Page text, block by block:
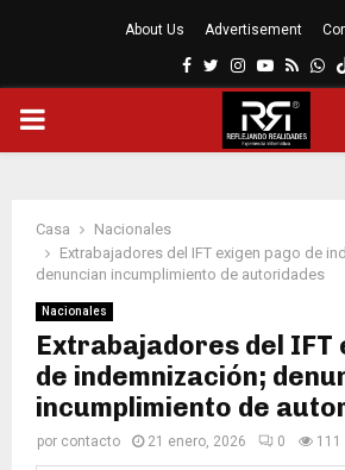
About Us Advertisement
Facebook
Twitter
Instagram
Youtube
Rss
MENÚ
Casa
Nacionales
Extrabajadores del IFT exigen pago de
denuncian incumplimiento de autoridades
Nacionales
Extrabajadores del IFT
de indemnización;
incumplimiento de
por contacto 21 enero, 2026 0 111